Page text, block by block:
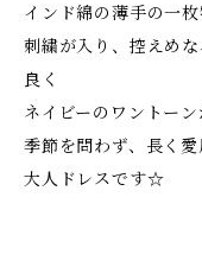
インド綿の薄手の一
刺繍が入り、控えめ
良く
ネイビーのワントー
季節を問わず、長く愛
大人ドレスです☆